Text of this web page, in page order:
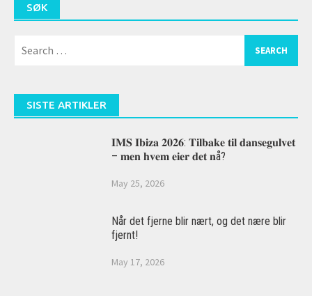
SØK
for:
SISTE ARTIKLER
𝐈𝐌𝐒 𝐈𝐛𝐢𝐳𝐚 𝟐𝟎𝟐𝟔: 𝐓𝐢𝐥𝐛𝐚𝐤𝐞 𝐭𝐢𝐥 𝐝𝐚𝐧𝐬𝐞𝐠𝐮𝐥𝐯𝐞𝐭
– 𝐦𝐞𝐧 𝐡𝐯𝐞𝐦 𝐞𝐢𝐞𝐫 𝐝𝐞𝐭 𝐧å?
May 25, 2026
Når det fjerne blir nært, og det nære blir
fjernt!
May 17, 2026